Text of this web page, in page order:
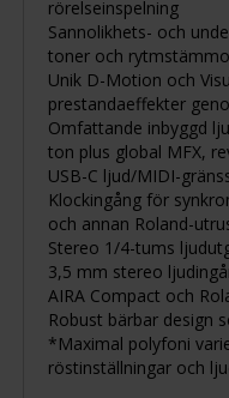
rörelseinspelning
Sannolikhets- och
toner och
Unik D-Motion och
prestandaeffekter
Omfattande inbyggd
ton plus global MFX,
USB-C ljud/MIDI-
Klockingång för
och annan Roland-
Stereo 1/4-tums
3,5 mm stereo
AIRA Compact och
Robust bärbar design
*Maximal polyfoni
röstinställningar och